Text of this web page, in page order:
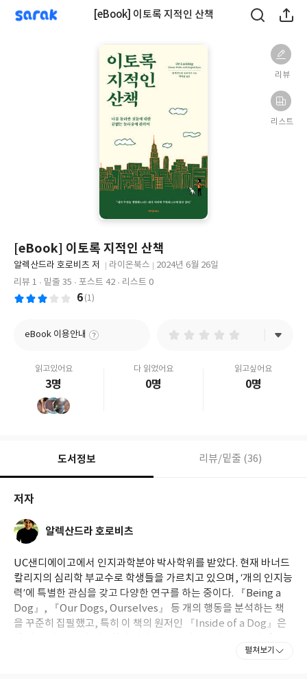
sarak [eBook] 이토록 지적인 산책
리뷰
리스트
[eBook] 이토록 지적인 산책
글
쓴
알렉산드라 호로비츠 저
출
라이온북스
출
2024년 6월 26일
리뷰 1
밑줄 35 포스트 42 리스트 0
6 (1)
eBook 이용안내
읽고있어요
3명
다 읽었어요
0명
읽고싶어요
0명
도서정보 리뷰/밑줄 (36)
저자
알렉산드라 호로비츠
UC샌디에이고에서 인지과학분야 박사학위를 받았다. 현재 바너드
칼리지의 심리학 부교수로 학생들을 가르치고 있으며, ‘개의 인지능
력’에 특별한 관심을 갖고 다양한 연구를 하는 중이다. 『Being a
Dog』, 『Our Dogs, Ourselves』 등 개의 행동을 분석하는 책
을 꾸준히 집필했고, 특히 이 책의 원저인 『Inside of a Dog』은
베스트셀러 1위를 차지하기도 했다. 가족과 함께, 냄새 맡기를 좋아
펼쳐보기